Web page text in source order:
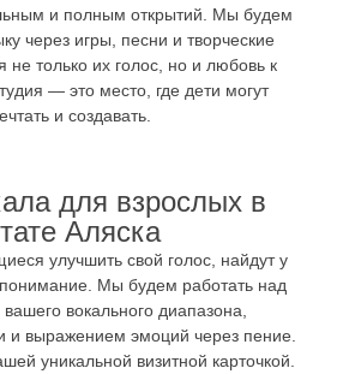
и полным открытий. Мы будем
через игры, песни и творческие
не только их голос, но и любовь к
— это место, где дети могут
и создавать.
для взрослых в
Аляска
улучшить свой голос, найдут у
Мы будем работать над
вокального диапазона,
и выражением эмоций через пение.
уникальной визитной карточкой.